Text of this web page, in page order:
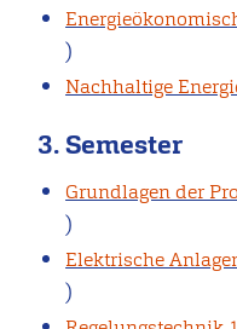
)
Nachhaltige
3. Semester
Grundlagen der
)
Elektrische
)